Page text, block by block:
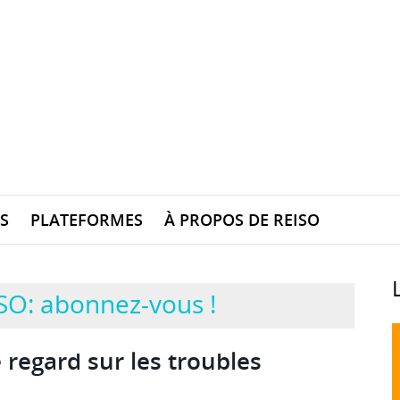
PLATEFORMES À PROPOS DE REISO
abonnez-vous !
regard sur les troubles